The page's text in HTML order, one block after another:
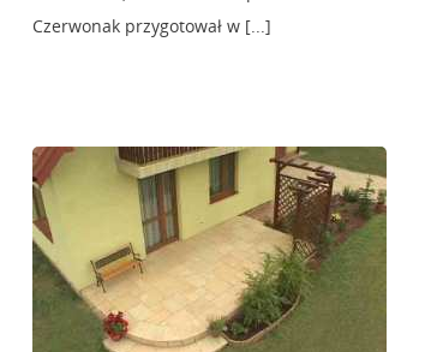
Czerwonak przygotował w [...]